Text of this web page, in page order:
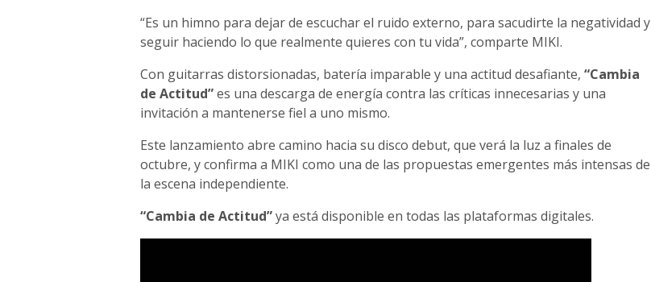
“Es un himno para dejar de escuchar el ruido externo, para sacudirte la negatividad y
seguir haciendo lo que realmente quieres con tu vida”, comparte MIKI.
Con guitarras distorsionadas, batería imparable y una actitud desafiante, “Cambia
de Actitud”es una descarga de energía contra las críticas innecesarias y una
invitación a mantenerse fiel a uno mismo.
Este lanzamiento abre camino hacia su disco debut, que verá la luz a finales de
octubre, y confirma a MIKI como una de las propuestas emergentes más intensas de
la escena independiente.
“Cambia de Actitud”ya está disponible en todas las plataformas digitales.